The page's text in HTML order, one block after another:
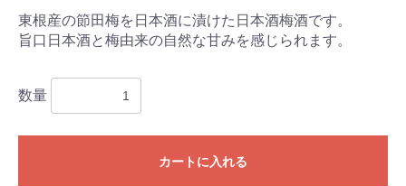
東根産の節田梅を日本酒に漬けた日本酒梅酒です。
旨口日本酒と梅由来の自然な甘みを感じられます。
数量
カートに入れる